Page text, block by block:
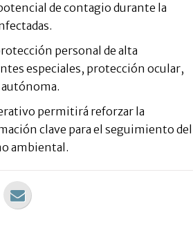
de contagio durante la
personal de alta
especiales, protección ocular,
permitirá reforzar la
clave para el seguimiento del
ambiental.